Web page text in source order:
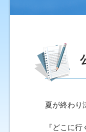
夏が終わり
『どこに